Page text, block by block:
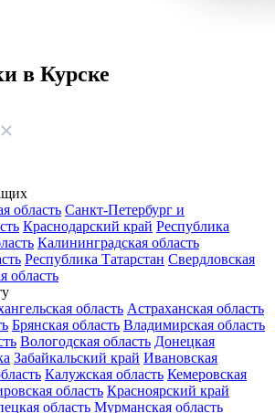
в Курске
область Санкт-Петербург и
Краснодарский край Республика
Калининградская область
Республика Татарстан Свердловская
область
область Астраханская область
Брянская область Владимирская область
Вологодская область Донецкая
Забайкальский край Ивановская
Калужская область Кемеровская
область Красноярский край
область Мурманская область